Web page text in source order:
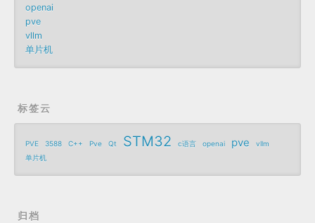
openai
pve
vllm
单片机
标签云
PVE 3588 C++ Pve Qt STM32 c语言 openai pve
vllm
单片机
归档